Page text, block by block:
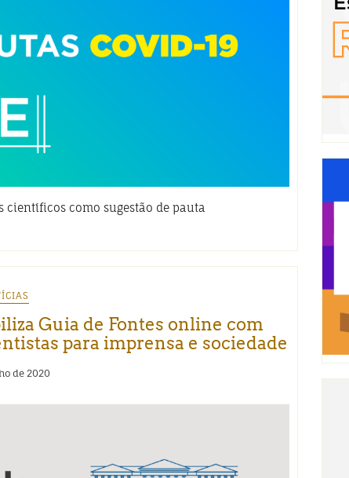
científicos como sugestão de pauta
Guia de Fontes online com
para imprensa e sociedade
de 2020